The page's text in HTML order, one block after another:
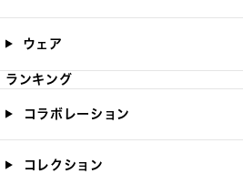
ウェア
ランキング
コラボレーション
コレクション